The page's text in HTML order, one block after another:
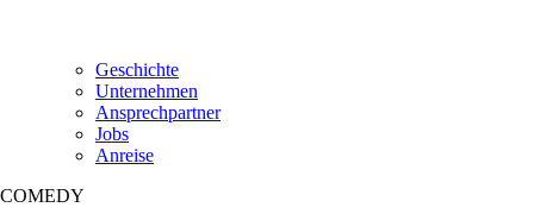
Geschichte
Unternehmen
Ansprechpartner
Jobs
Anreise
COMEDY